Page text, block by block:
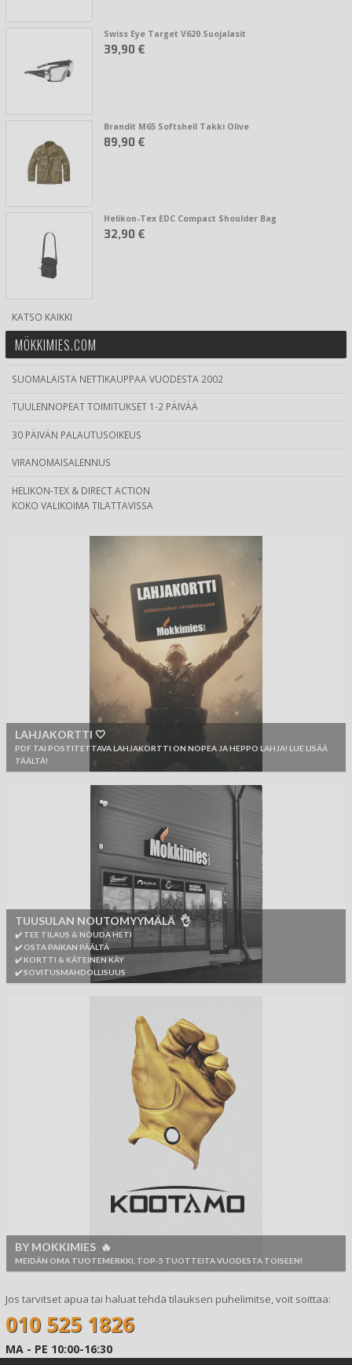
Swiss Eye Target V620 Suojalasit
39,90 €
Brandit M65 Softshell Takki Olive
89,90 €
Helikon-Tex EDC Compact Shoulder Bag
32,90 €
KATSO KAIKKI
MÖKKIMIES.COM
SUOMALAISTA NETTIKAUPPAA VUODESTA 2002
TUULENNOPEAT TOIMITUKSET 1-2 PÄIVÄÄ
30 PÄIVÄN PALAUTUSOIKEUS
VIRANOMAISALENNUS
HELIKON-TEX & DIRECT ACTION
KOKO VALIKOIMA TILATTAVISSA
LAHJAKORTTI 🤍
PDF TAI POSTITETTAVA LAHJAKORTTI ON NOPEA JA HEPPO LAHJA! LUE LISÄÄ
TÄÄLTÄ!
TUUSULAN NOUTOMYYMÄLÄ 👌
✔️ TEE TILAUS & NOUDA HETI
✔️ OSTA PAIKAN PÄÄLTÄ
✔️ KORTTI & KÄTEINEN KÄY
✔️ SOVITUSMAHDOLLISUUS
BY MOKKIMIES 🔥
MEIDÄN OMA TUOTEMERKKI, TOP-5 TUOTTEITA VUODESTA TOISEEN!
Jos tarvitset apua tai haluat tehdä tilauksen puhelimitse, voit soittaa:
010 525 1826
MA - PE 10:00-16:30